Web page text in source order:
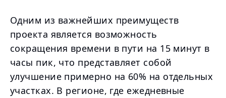
Одним из важнейших преимуществ
проекта является возможность
сокращения времени в пути на 15 минут в
часы пик, что представляет собой
улучшение примерно на 60% на отдельных
участках. В регионе, где ежедневные